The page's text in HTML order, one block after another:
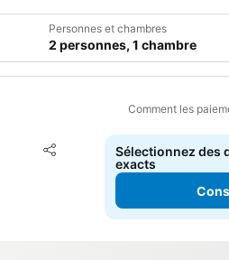
Personnes et chambres
2 personnes, 1 chambre
Comment les
Partager
Ajouter à mes favoris
Sélectionnez des
exacts